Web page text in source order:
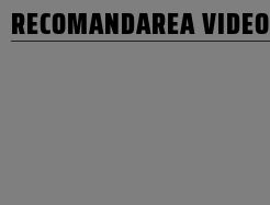
RECOMANDAREA VIDEO